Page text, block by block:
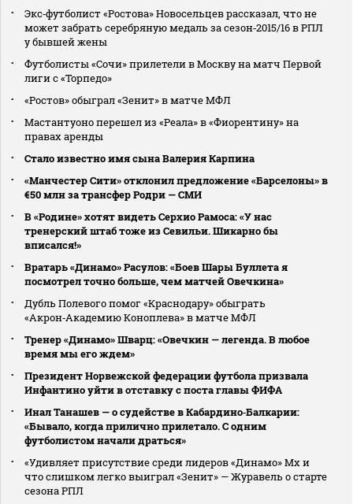
Экс‑футболист «Ростова» Новосельцев рассказал, что не
может забрать серебряную медаль за сезон‑2015/16 в РПЛ
у бывшей жены
Футболисты «Сочи» прилетели в Москву на матч Первой
лиги с «Торпедо»
«Ростов» обыграл «Зенит» в матче МФЛ
Мастантуоно перешел из «Реала» в «Фиорентину» на
правах аренды
Стало известно имя сына Валерия Карпина
«Манчестер Сити» отклонил предложение «Барселоны» в
€50 млн за трансфер Родри — СМИ
В «Родине» хотят видеть Серхио Рамоса: «У нас
тренерский штаб тоже из Севильи. Шикарно бы
вписался!»
Вратарь «Динамо» Расулов: «Боев Шары Буллета я
посмотрел точно больше, чем матчей Овечкина»
Дубль Полевого помог «Краснодару» обыграть
«Акрон‑Академию Коноплева» в матче МФЛ
Тренер «Динамо» Шварц: «Овечкин — легенда. В любое
время мы его ждем»
Президент Норвежской федерации футбола призвала
Инфантино уйти в отставку с поста главы ФИФА
Инал Танашев — о судействе в Кабардино‑Балкарии:
«Бывало, когда прилично прилетало. С одним
футболистом начали драться»
«Удивляет присутствие среди лидеров «Динамо» Мх и
что слишком легко выиграл «Зенит» — Журавель о старте
сезона РПЛ